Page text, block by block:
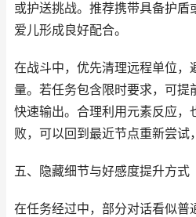
或护送挑战。推荐携带具备护盾
爱儿形成良好配合。
在战斗中，优先清理远程单位，
量。若任务包含限时要求，可提
快速输出。合理利用元素反应，
败，可以回到最近节点重新尝试
五、隐藏细节与好感度提升方式
在任务经过中，部分对话看似普